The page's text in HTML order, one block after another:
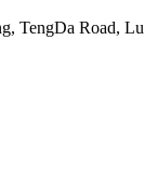
TengDa Road,